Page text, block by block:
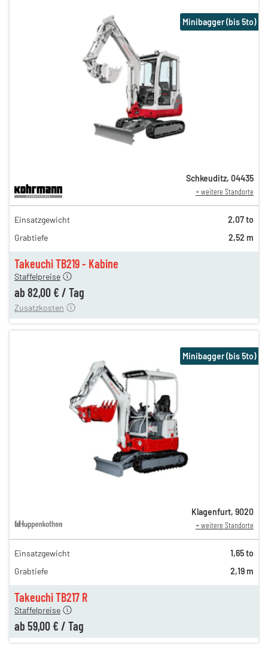
Takeuchi TB219 - Kabine
141,00 €
117,00 €
98,00 €
Staffelpreise
ab 82,00 € / Tag
12,00 €
Zusatzkosten
Minibagger (bis 5to)
Schkeuditz, 04435
+ weitere Standorte
Einsatzgewicht
2,07 to
Grabtiefe
2,52 m
Takeuchi TB217 R
120,00 €
79,00 €
Staffelpreise
ab 59,00 € / Tag
Minibagger (bis 5to)
Klagenfurt, 9020
+ weitere Standorte
Einsatzgewicht
1,65 to
Grabtiefe
2,19 m